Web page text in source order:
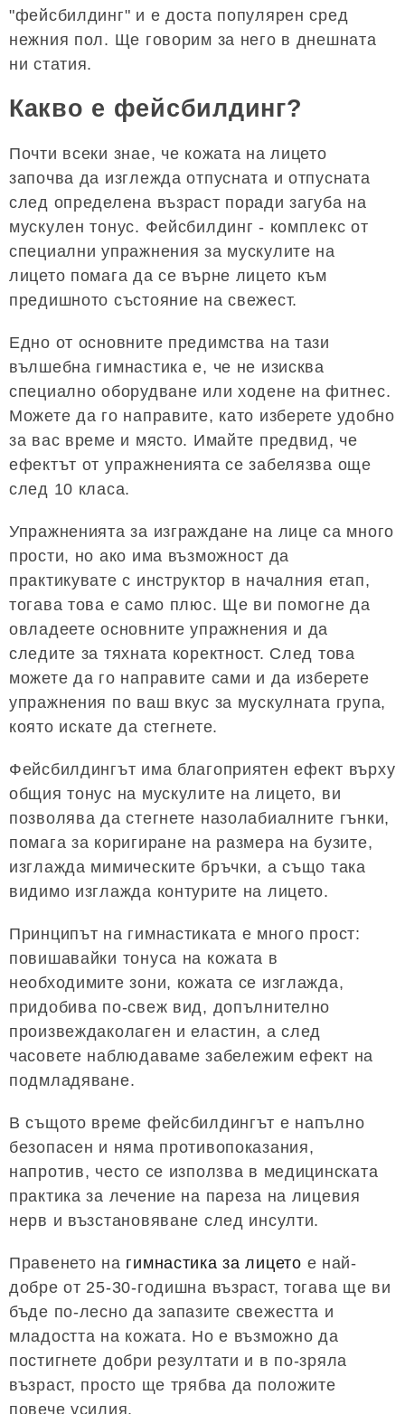
"фейсбилдинг" и е доста популярен сред
нежния пол. Ще говорим за него в днешната
ни статия.
Какво е фейсбилдинг?
Почти всеки знае, че кожата на лицето
започва да изглежда отпусната и отпусната
след определена възраст поради загуба на
мускулен тонус. Фейсбилдинг - комплекс от
специални упражнения за мускулите на
лицето помага да се върне лицето към
предишното състояние на свежест.
Едно от основните предимства на тази
вълшебна гимнастика е, че не изисква
специално оборудване или ходене на фитнес.
Можете да го направите, като изберете удобно
за вас време и място. Имайте предвид, че
ефектът от упражненията се забелязва още
след 10 класа.
Упражненията за изграждане на лице са много
прости, но ако има възможност да
практикувате с инструктор в началния етап,
тогава това е само плюс. Ще ви помогне да
овладеете основните упражнения и да
следите за тяхната коректност. След това
можете да го направите сами и да изберете
упражнения по ваш вкус за мускулната група,
която искате да стегнете.
Фейсбилдингът има благоприятен ефект върху
общия тонус на мускулите на лицето, ви
позволява да стегнете назолабиалните гънки,
помага за коригиране на размера на бузите,
изглажда мимическите бръчки, а също така
видимо изглажда контурите на лицето.
Принципът на гимнастиката е много прост:
повишавайки тонуса на кожата в
необходимите зони, кожата се изглажда,
придобива по-свеж вид, допълнително
произвеждаколаген и еластин, а след
часовете наблюдаваме забележим ефект на
подмладяване.
В същото време фейсбилдингът е напълно
безопасен и няма противопоказания,
напротив, често се използва в медицинската
практика за лечение на пареза на лицевия
нерв и възстановяване след инсулти.
Правенето на гимнастика за лицето е най-
добре от 25-30-годишна възраст, тогава ще ви
бъде по-лесно да запазите свежестта и
младостта на кожата. Но е възможно да
постигнете добри резултати и в по-зряла
възраст, просто ще трябва да положите
повече усилия.